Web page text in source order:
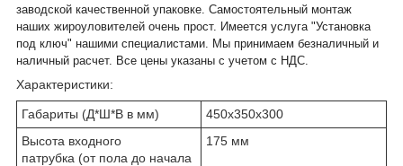
заводской качественной упаковке. Самостоятельный монтаж
наших жироуловителей очень прост. Имеется услуга "Установка
под ключ" нашими специалистами.
Мы принимаем безналичный и
наличный расчет. Все цены указаны с учетом с НДС.
Характеристики:
Габариты (Д*Ш*В в мм)
450х350х300
Высота входного
патрубка (от пола до начала
175 мм